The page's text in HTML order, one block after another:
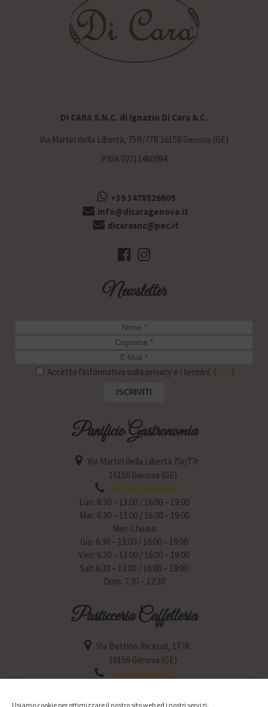
Usiamo cookie per ottimizzare il nostro sito web ed i nostri servizi.
DI CARA S.N.C. di Ignazio Di Cara & C.
Via Martiri della Libertà, 75R/77R 16156 Genova (GE)
P.IVA 02711460994
+39 3478526609
info@dicaragenova.it
dicarasnc@pec.it
Newsletter
Accetto l'informativa sulla privacy e i termini. (Link)
Panificio Gastronomia
Via Martiri della Libertà 75r/77r
16156 Genova (GE)
+39 010 0992460
Lun: 6:30 – 13:00 / 16:00 – 19:00
Mar: 6:30 – 13:00 / 16:00 – 19:00
Mer: Chiuso
Gio: 6:30 – 13:00 / 16:00 – 19:00
Ven: 6:30 – 13:00 / 16:00 – 19:00
Sab 6:30 – 13:00 / 16:00 – 19:00
Dom: 7:30 – 12:30
Pasticceria Caffetteria
Via Bettino Ricasoli, 1T/R
16156 Genova (GE)
+39 010 001 1811
Mar: 6:30 – 12:30 / 15:30 – 19:30